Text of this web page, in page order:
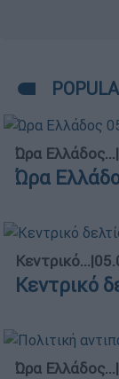
Ώρα Ελλάδος...|
Ώρα
Κεντρικό...|
Κεντρικό
Ώρα Ελλάδος...|